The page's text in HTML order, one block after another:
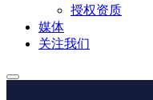
授权资质
媒体
关注我们